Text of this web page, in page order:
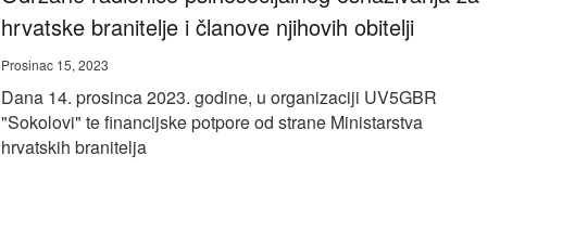
hrvatske branitelje i članove njihovih obitelji
Prosinac 15, 2023
Dana 14. prosinca 2023. godine, u organizaciji UV5GBR
"Sokolovi" te financijske potpore od strane Ministarstva
hrvatskih branitelja